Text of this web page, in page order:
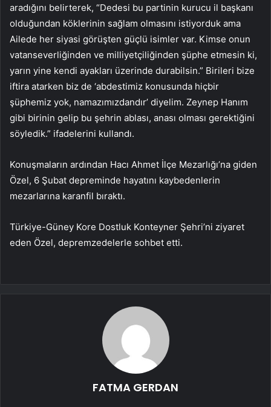
aradığını belirterek, “Dedesi bu partinin kurucu il başkanı
olduğundan köklerinin sağlam olmasını istiyorduk ama
Ailede her siyasi görüşten güçlü isimler var. Kimse onun
vatanseverliğinden ve milliyetçiliğinden şüphe etmesin ki,
yarın yine kendi ayakları üzerinde durabilsin.” Birileri bize
iftira atarken biz de ‘abdestimiz konusunda hiçbir
şüphemiz yok, namazımızdandır’ diyelim. Zeynep Hanım
gibi birinin gelip bu şehrin ablası, anası olması gerektiğini
söyledik.” ifadelerini kullandı.
Konuşmaların ardından Hacı Ahmet İlçe Mezarlığı’na giden
Özel, 6 Şubat depreminde hayatını kaybedenlerin
mezarlarına karanfil bıraktı.
Türkiye-Güney Kore Dostluk Konteyner Şehri’ni ziyaret
eden Özel, depremzedelerle sohbet etti.
FATMA GERDAN